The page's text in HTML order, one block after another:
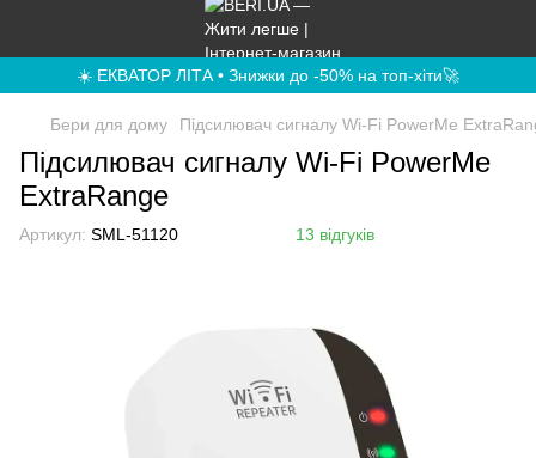
☀️ ЕКВАТОР ЛІТА • Знижки до -50% на топ-хіти🚀
Бери для дому Підсилювач сигналу Wi-Fi PowerMe
Підсилювач сигналу Wi-Fi PowerMe
ExtraRange
Артикул: SML-51120 13 відгуків